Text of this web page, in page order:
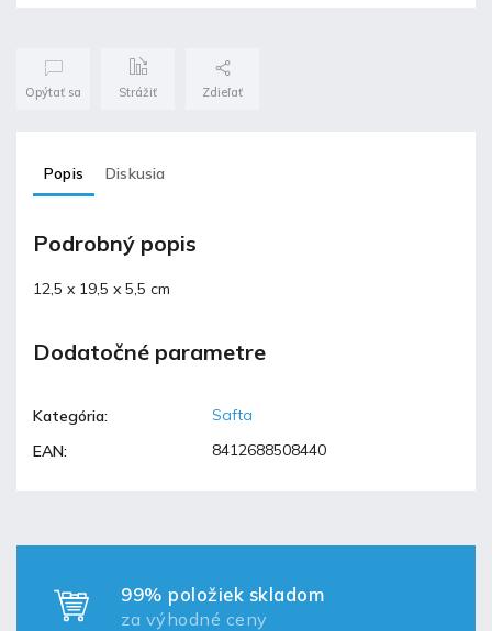
Opýtať sa Strážiť Zdieľať
Popis Diskusia
Podrobný popis
12,5 x 19,5 x 5,5 cm
Dodatočné parametre
Kategória:
Safta
EAN: 8412688508440
99% položiek skladom
za výhodné ceny